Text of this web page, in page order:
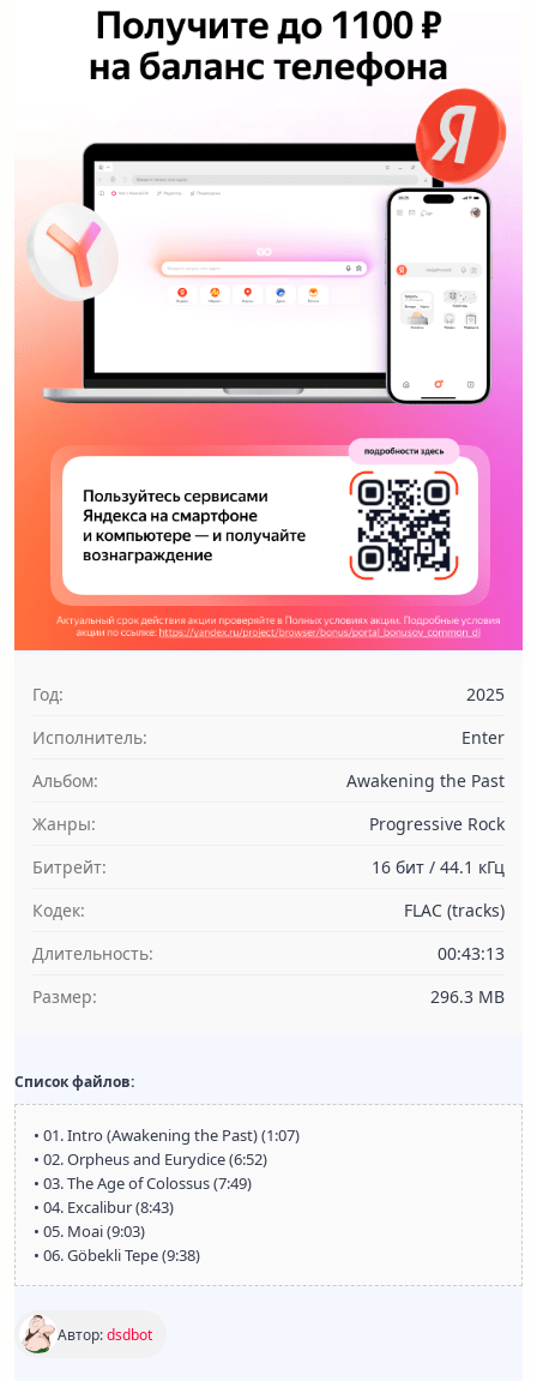
Год:
2025
Исполнитель:
Enter
Альбом:
Awakening the Past
Жанры:
Progressive Rock
Битрейт:
16 бит / 44.1 кГц
Кодек:
FLAC (tracks)
Длительность:
00:43:13
Размер:
296.3 MB
Список файлов:
• 01. Intro (Awakening the Past) (1:07)
• 02. Orpheus and Eurydice (6:52)
• 03. The Age of Colossus (7:49)
• 04. Excalibur (8:43)
• 05. Moai (9:03)
• 06. Göbekli Tepe (9:38)
Автор:dsdbot